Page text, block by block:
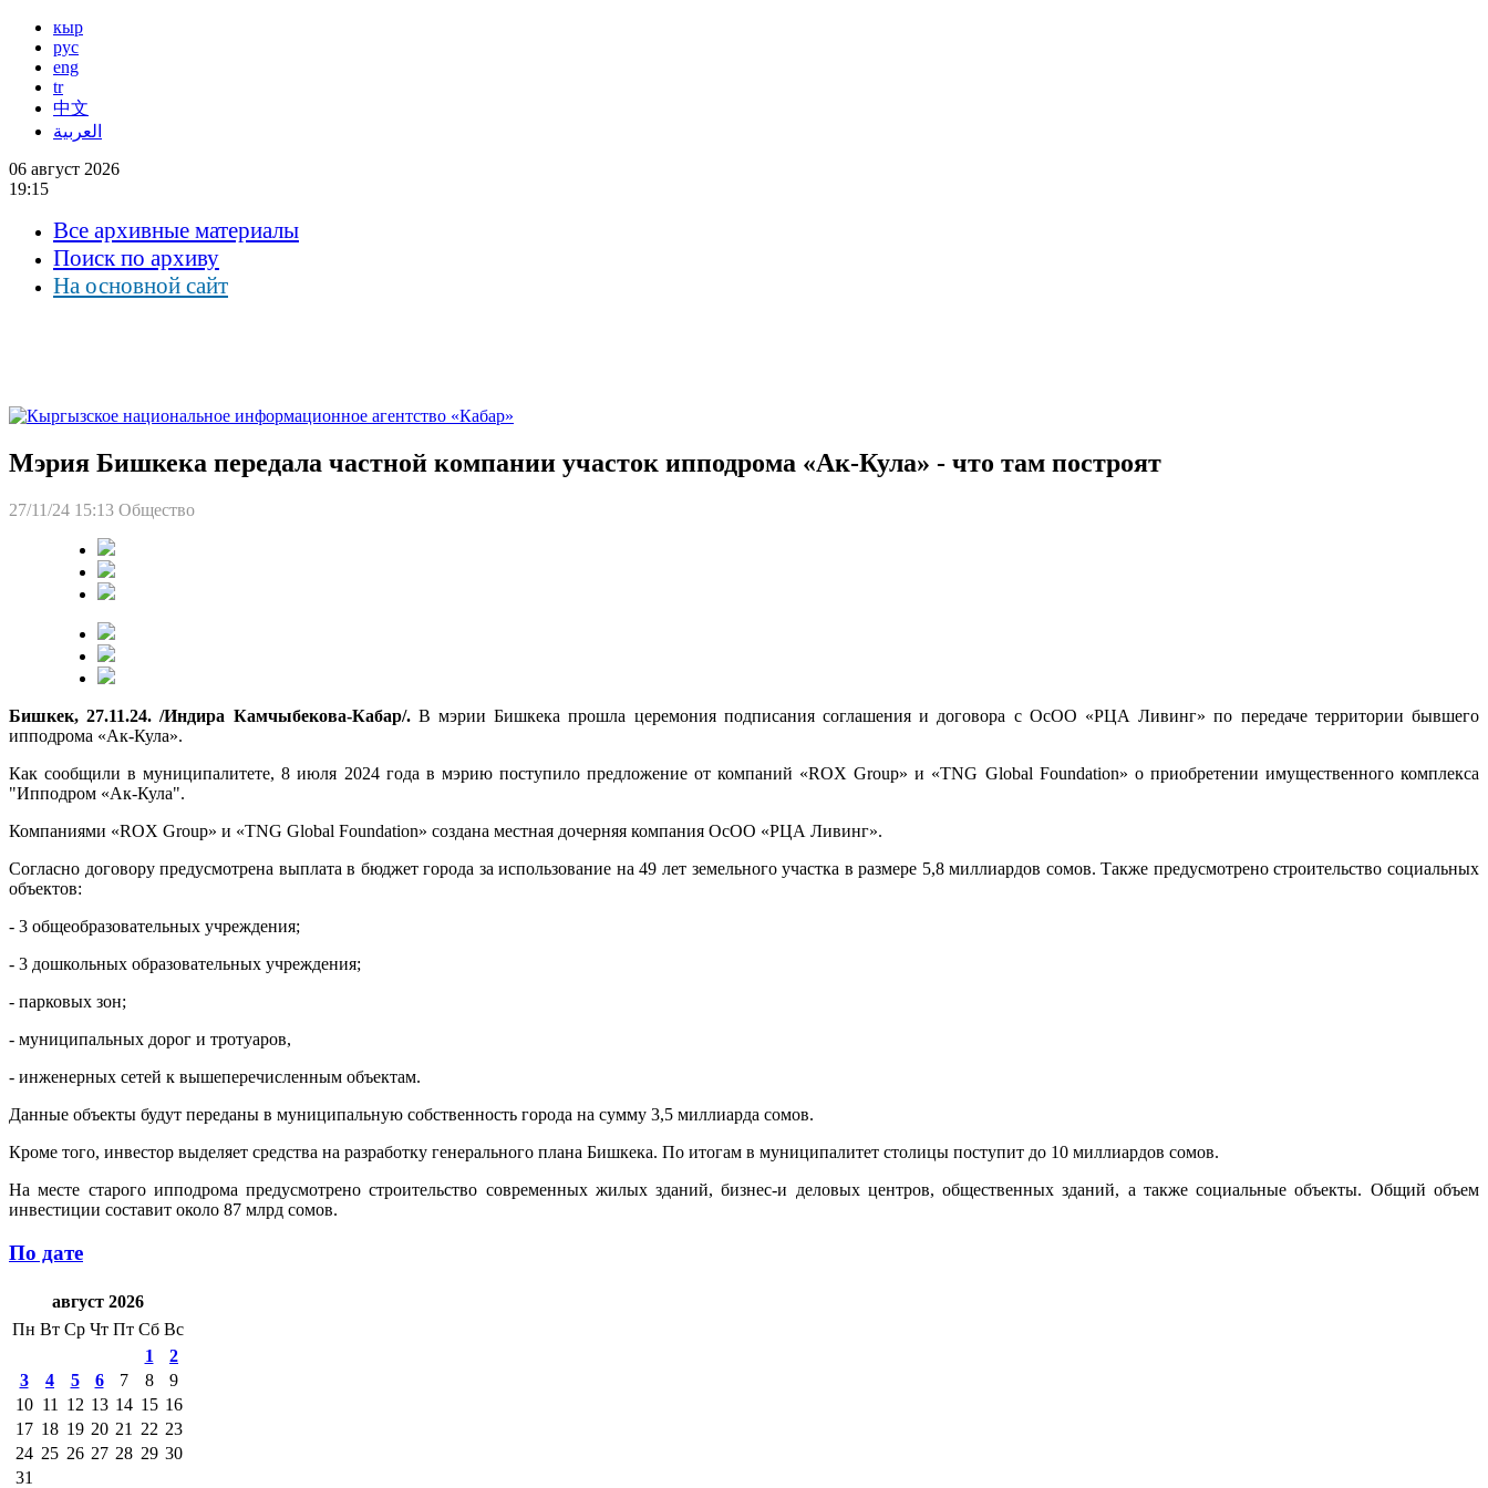
кыр
рус
eng
tr
中文
العربية
06 август 2026
19:15
Все архивные материалы
Поиск по архиву
На основной сайт
Мэрия Бишкека передала частной компании участок ипподрома «Ак-Кула» - что там построят
27/11/24 15:13 Общество
Бишкек, 27.11.24. /Индира Камчыбекова-Кабар/. В мэрии Бишкека прошла церемония подписания соглашения и договора с ОсОО «РЦА Ливинг» по передаче территории бывшего
ипподрома «Ак-Кула».
Как сообщили в муниципалитете, 8 июля 2024 года в мэрию поступило предложение от компаний «ROX Group» и «TNG Global Foundation» о приобретении имущественного комплекса
"Ипподром «Ак-Кула".
Компаниями «ROX Group» и «TNG Global Foundation» создана местная дочерняя компания ОсОО «РЦА Ливинг».
Согласно договору предусмотрена выплата в бюджет города за использование на 49 лет земельного участка в размере 5,8 миллиардов сомов. Также предусмотрено строительство социальных
объектов:
- 3 общеобразовательных учреждения;
- 3 дошкольных образовательных учреждения;
- парковых зон;
- муниципальных дорог и тротуаров,
- инженерных сетей к вышеперечисленным объектам.
Данные объекты будут переданы в муниципальную собственность города на сумму 3,5 миллиарда сомов.
Кроме того, инвестор выделяет средства на разработку генерального плана Бишкека. По итогам в муниципалитет столицы поступит до 10 миллиардов сомов.
На месте старого ипподрома предусмотрено строительство современных жилых зданий, бизнес-и деловых центров, общественных зданий, а также социальные объекты. Общий объем
инвестиции составит около 87 млрд сомов.
По дате
август 2026
Пн Вт Ср Чт Пт Сб Вс
1
2
3
4 5 6 7 8
9
10 11 12 13 14 15 16
17 18 19 20 21 22 23
24 25 26 27 28 29 30
31